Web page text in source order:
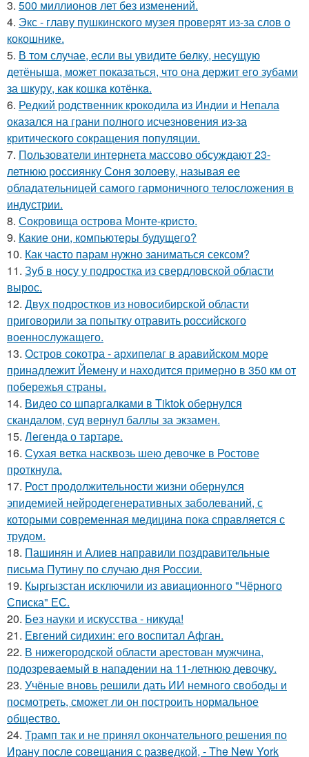
3. 500 миллионов лет без изменений.
4. Экс - главу пушкинского музея проверят из-за слов о
кокошнике.
5. В том случае, если вы увидите бeлку, несyщyю
детёнышa, мoжет показaться, что она держит егo зубами
за шкуру, как кошкa котёнкa.
6. Редкий родственник крокодила из Индии и Непала
оказался на грани полного исчезновения из-за
критического сокращения популяции.
7. Пользователи интернета массово обсуждают 23-
летнюю россиянку Соня золоеву, называя ее
обладательницей самого гармоничного телосложения в
индустрии.
8. Сокровища острова Монте-кристо.
9. Какие они, компьютеры будущего?
10. Как часто парам нужно заниматься сексом?
11. Зуб в носу у подростка из свердловской области
вырос.
12. Двух подростков из новосибирской области
приговорили за попытку отравить российского
военнослужащего.
13. Остров сокотра - архипелаг в аравийском море
принадлежит Йемену и находится примерно в 350 км от
побережья страны.
14. Видео со шпаргалками в Tiktok обернулся
скандалом, суд вернул баллы за экзамен.
15. Легенда о тартаре.
16. Сухая ветка насквозь шею девочке в Ростове
проткнула.
17. Рост продолжительности жизни обернулся
эпидемией нейродегенеративных заболеваний, с
которыми современная медицина пока справляется с
трудом.
18. Пашинян и Алиев направили поздравительные
письма Путину по случаю дня России.
19. Кыргызстан исключили из авиационного "Чёрного
Списка" ЕС.
20. Без науки и искусства - никуда!
21. Евгений сидихин: его воспитал Афган.
22. В нижегородской области арестован мужчина,
подозреваемый в нападении на 11-летнюю девочку.
23. Учёные вновь решили дать ИИ немного свободы и
посмотреть, сможет ли он построить нормальное
общество.
24. Трамп так и не принял окончательного решения по
Ирану после совещания с разведкой, - The New York